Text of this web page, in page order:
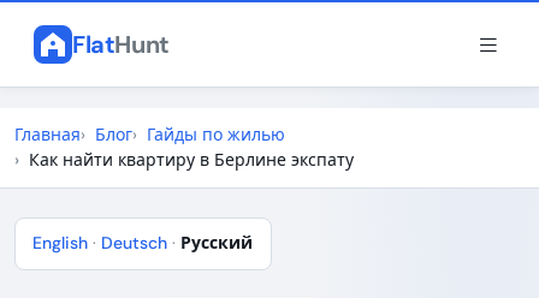
FlatHunt
Главная Блог
Гайды по жилью
Как найти квартиру в Берлине экспату
English · Deutsch · Русский